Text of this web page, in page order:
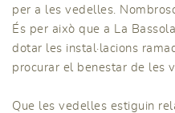
per a les vedelles.
És per això que a La
dotar les instal·lacions
procurar el benestar de les
Que les vedelles estiguin